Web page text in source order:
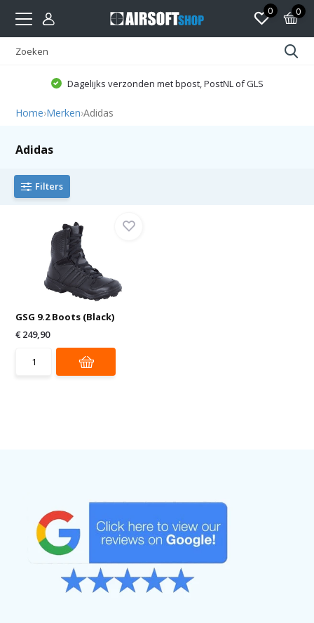
0 0
Dagelijks verzonden met bpost, PostNL of GLS
Home›Merken›Adidas
Adidas
Filters
GSG 9.2 Boots (Black)
€ 249,90